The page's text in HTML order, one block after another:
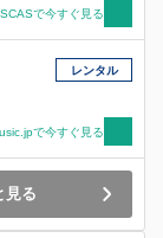
で今すぐ見る
レンタル
で今すぐ見る
見る